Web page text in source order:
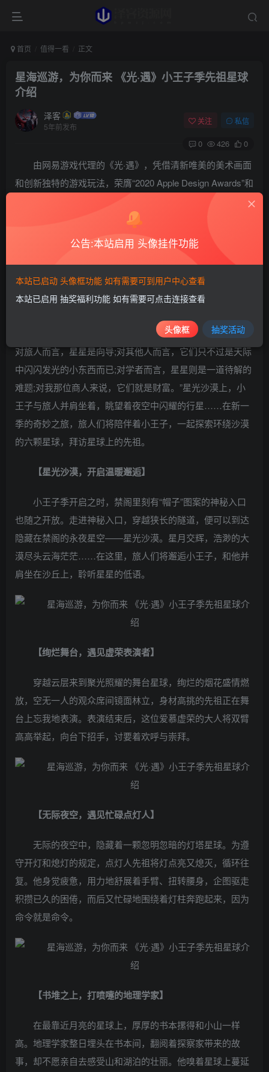
首页 值得一看 正文
星海巡游，为你而来 《光·遇》小王子季先祖星球
介绍
泽客
5年前发布
关注 私信
0 426 0
由网易游戏代理的《光·遇》，凭借清新唯美的美术画面
和创新独特的游戏玩法，荣膺“2020 Apple Design Awards”和
“2020 Google Play 年度最具创新力游戏”奖项!《光·遇》小王
子季已于7月20日正式开启，我们期待与你携手小王子，一
起探索天空王国的美好。
来自B612行星的小王子已经抵达天空王国，旅人们将跟
随小王子的脚步，探索隐藏在星光沙漠中的六颗星球，邂逅
居住其中的六位先祖。
“每一个人都有自己的星星，但其中的含意却因人而异。
对旅人而言，星星是向导;对其他人而言，它们只不过是天际
中闪闪发光的小东西而已;对学者而言，星星则是一道待解的
难题;对我那位商人来说，它们就是财富。”星光沙漠上，小
王子与旅人并肩坐着，眺望着夜空中闪耀的行星……在新一
季的奇妙之旅，旅人们将陪伴着小王子，一起探索环绕沙漠
的六颗星球，拜访星球上的先祖。
【星光沙漠，开启温暖邂逅】
小王子季开启之时，禁阁里刻有“帽子”图案的神秘入口
也随之开放。走进神秘入口，穿越狭长的隧道，便可以到达
隐藏在禁阁的永夜星空——星光沙漠。星月交辉，浩渺的大
漠尽头云海茫茫……在这里，旅人们将邂逅小王子，和他并
肩坐在沙丘上，聆听星星的低语。
【绚烂舞台，遇见虚荣表演者】
穿越云层来到聚光照耀的舞台星球，绚烂的烟花盛情燃
放，空无一人的观众席间镜面林立，身材高挑的先祖正在舞
台上忘我地表演。表演结束后，这位爱慕虚荣的大人将双臂
高高举起，向台下招手，讨要着欢呼与崇拜。
【无际夜空，遇见忙碌点灯人】
无际的夜空中，隐藏着一颗忽明忽暗的灯塔星球。为遵
守开灯和熄灯的规定，点灯人先祖将灯点亮又熄灭，循环往
复。他身觉疲惫，用力地舒展着手臂、扭转腰身，企图驱走
积攒已久的困倦，而后又忙碌地围绕着灯柱奔跑起来，因为
命令就是命令。
【书堆之上，打喷嚏的地理学家】
在最靠近月亮的星球上，厚厚的书本摞得和小山一样
高。地理学家整日埋头在书本间，翻阅着探察家带来的故
事，却不愿亲自去感受山和湖泊的壮丽。他嗅着星球上蔓延
公告:本站启用 头像挂件功能
本站已启动 头像框功能 如有需要可到用户中心查看
本站已启用 抽奖福利功能 如有需要可点击连接查看
头像框 抽奖活动